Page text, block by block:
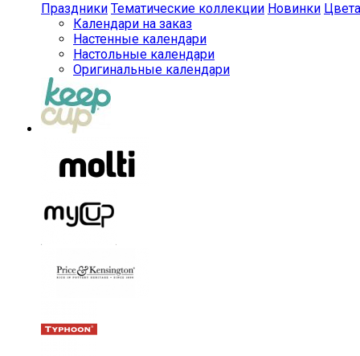
Праздники Тематические коллекции Новинки Цвета
Календари на заказ
Настенные календари
Настольные календари
Оригинальные календари